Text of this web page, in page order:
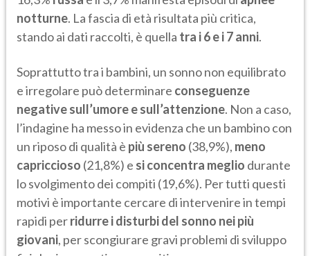
notturne. La fascia di età risultata più critica,
stando ai dati raccolti, è quella tra i 6 e i 7 anni.
Soprattutto tra i bambini, un sonno non equilibrato
e irregolare può determinare conseguenze
negative sull’umore e sull’attenzione. Non a caso,
l’indagine ha messo in evidenza che un bambino con
un riposo di qualità è più sereno (38,9%), meno
capriccioso (21,8%) e si concentra meglio durante
lo svolgimento dei compiti (19,6%). Per tutti questi
motivi è importante cercare di intervenire in tempi
rapidi perridurre i disturbi del sonno nei più
giovani, per scongiurare gravi problemi di sviluppo